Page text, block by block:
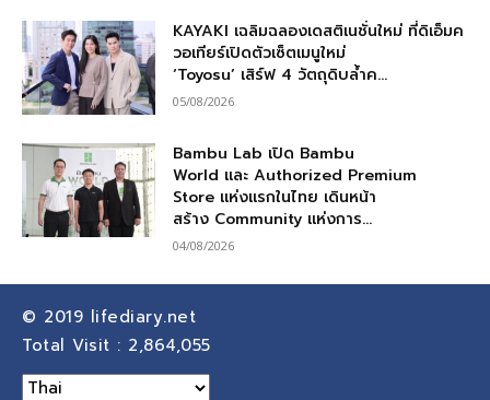
KAYAKI เฉลิมฉลองเดสติเนชั่นใหม่ ที่ดิเอ็มค
วอเทียร์เปิดตัวเซ็ตเมนูใหม่
‘Toyosu’ เสิร์ฟ 4 วัตถุดิบล้ำค...
05/08/2026
Bambu Lab เปิด Bambu
World และ Authorized Premium
Store แห่งแรกในไทย เดินหน้า
สร้าง Community แห่งการ...
04/08/2026
© 2019 lifediary.net
Total Visit : 2,864,055